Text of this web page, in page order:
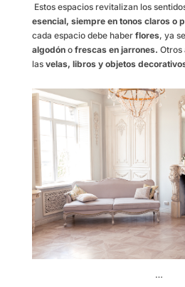
Estos espacios revitalizan los
esencial, siempre en tonos claros o
cada espacio debe haber flores, ya
algodóno frescas en jarrones. Otros
las velas, libros y objetos
…